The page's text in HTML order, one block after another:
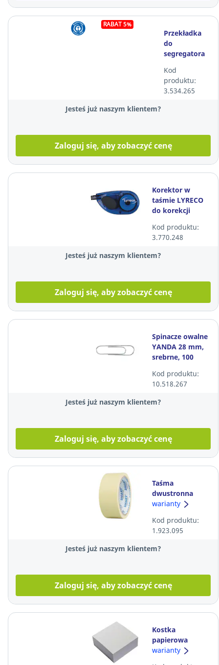
RABAT 5%
Przekładka
do
segregatora
Forever,
karton, 1/3
A4, żółta, 100
Kod
produktu:
3.534.265
Jesteś już naszym klientem?
Zaloguj się, aby zobaczyć cenę
Korektor w
taśmie LYRECO
do korekcji
x 8,5 m*
Kod produktu:
3.770.248
Jesteś już naszym klientem?
Zaloguj się, aby zobaczyć cenę
Spinacze owalne
YANDA 28 mm,
srebrne, 100
Kod produktu:
10.518.267
Jesteś już naszym klientem?
Zaloguj się, aby zobaczyć cenę
Taśma
dwustronna
CARPET, 38 mm
warianty
Kod produktu:
1.923.095
Jesteś już naszym klientem?
Zaloguj się, aby zobaczyć cenę
Kostka
papierowa
klejona, biała 85
warianty